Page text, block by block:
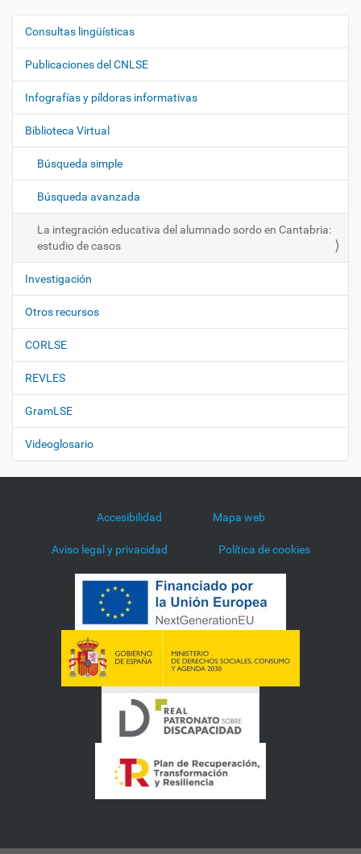
N
e
g
a
i
n
Consultas lingüísticas
Publicaciones del CNLSE
Infografías y píldoras informativas
Biblioteca Virtual
Búsqueda simple
Búsqueda avanzada
La integración educativa del alumnado sordo en Cantabria:
estudio de casos
Investigación
Otros recursos
CORLSE
REVLES
GramLSE
Videoglosario
Accesibilidad Mapa web
Aviso legal y privacidad Política de cookies